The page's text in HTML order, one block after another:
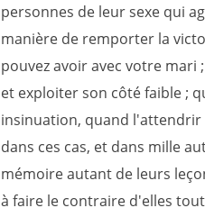
personnes de leur sexe qui
manière de remporter la
pouvez avoir avec votre mari
et exploiter son côté faible ;
insinuation, quand l'attendrir
dans ces cas, et dans mille
mémoire autant de leurs
à faire le contraire d'elles